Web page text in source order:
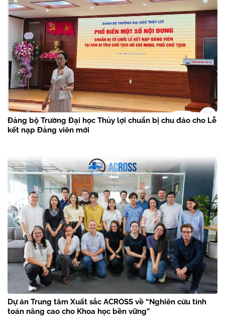
Đảng bộ Trường Đại học Thủy lợi chuẩn bị chu đáo cho Lễ
kết nạp Đảng viên mới
Dự án Trung tâm Xuất sắc ACROSS về “Nghiên cứu tính
toán nâng cao cho Khoa học bền vững”